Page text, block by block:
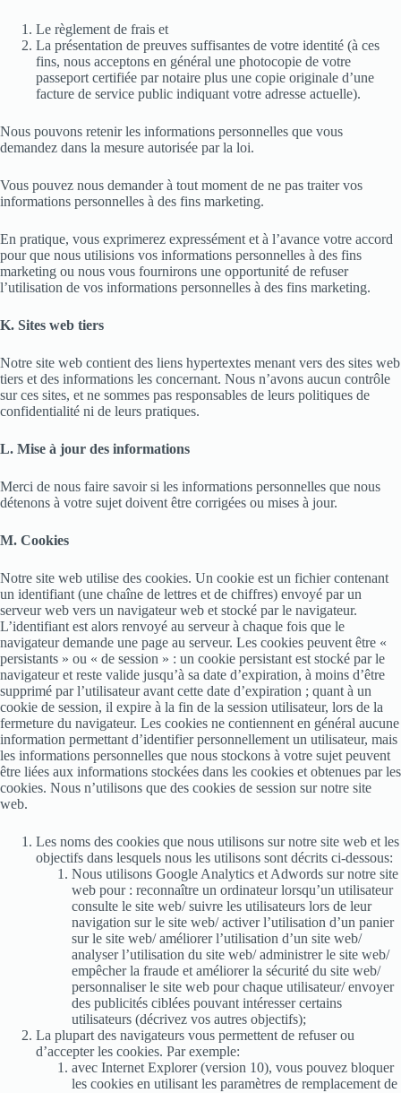
Le règlement de frais et
La présentation de preuves suffisantes de votre identité (à ces
fins, nous acceptons en général une photocopie de votre
passeport certifiée par notaire plus une copie originale d’une
facture de service public indiquant votre adresse actuelle).
Nous pouvons retenir les informations personnelles que vous
demandez dans la mesure autorisée par la loi.
Vous pouvez nous demander à tout moment de ne pas traiter vos
informations personnelles à des fins marketing.
En pratique, vous exprimerez expressément et à l’avance votre accord
pour que nous utilisions vos informations personnelles à des fins
marketing ou nous vous fournirons une opportunité de refuser
l’utilisation de vos informations personnelles à des fins marketing.
K. Sites web tiers
Notre site web contient des liens hypertextes menant vers des sites web
tiers et des informations les concernant. Nous n’avons aucun contrôle
sur ces sites, et ne sommes pas responsables de leurs politiques de
confidentialité ni de leurs pratiques.
L. Mise à jour des informations
Merci de nous faire savoir si les informations personnelles que nous
détenons à votre sujet doivent être corrigées ou mises à jour.
M. Cookies
Notre site web utilise des cookies. Un cookie est un fichier contenant
un identifiant (une chaîne de lettres et de chiffres) envoyé par un
serveur web vers un navigateur web et stocké par le navigateur.
L’identifiant est alors renvoyé au serveur à chaque fois que le
navigateur demande une page au serveur. Les cookies peuvent être «
persistants » ou « de session » : un cookie persistant est stocké par le
navigateur et reste valide jusqu’à sa date d’expiration, à moins d’être
supprimé par l’utilisateur avant cette date d’expiration ; quant à un
cookie de session, il expire à la fin de la session utilisateur, lors de la
fermeture du navigateur. Les cookies ne contiennent en général aucune
information permettant d’identifier personnellement un utilisateur, mais
les informations personnelles que nous stockons à votre sujet peuvent
être liées aux informations stockées dans les cookies et obtenues par les
cookies. Nous n’utilisons que des cookies de session sur notre site
web.
Les noms des cookies que nous utilisons sur notre site web et les
objectifs dans lesquels nous les utilisons sont décrits ci-dessous:
Nous utilisons Google Analytics et Adwords sur notre site
web pour : reconnaître un ordinateur lorsqu’un utilisateur
consulte le site web/ suivre les utilisateurs lors de leur
navigation sur le site web/ activer l’utilisation d’un panier
sur le site web/ améliorer l’utilisation d’un site web/
analyser l’utilisation du site web/ administrer le site web/
empêcher la fraude et améliorer la sécurité du site web/
personnaliser le site web pour chaque utilisateur/ envoyer
des publicités ciblées pouvant intéresser certains
utilisateurs (décrivez vos autres objectifs);
La plupart des navigateurs vous permettent de refuser ou
d’accepter les cookies. Par exemple:
avec Internet Explorer (version 10), vous pouvez bloquer
les cookies en utilisant les paramètres de remplacement de